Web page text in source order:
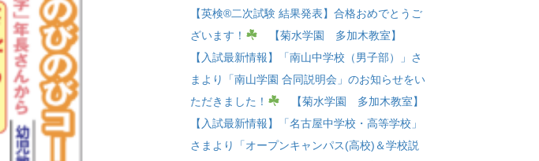
【英検®二次試験 結果発表】合格おめでとうご
ざいます！
【菊水学園 多加木教室】
【入試最新情報】「南山中学校（男子部）」さ
まより「南山学園 合同説明会」のお知らせをい
ただきました！
【菊水学園 多加木教室】
【入試最新情報】「名古屋中学校・高等学校」
さまより「オープンキャンパス(高校)＆学校説